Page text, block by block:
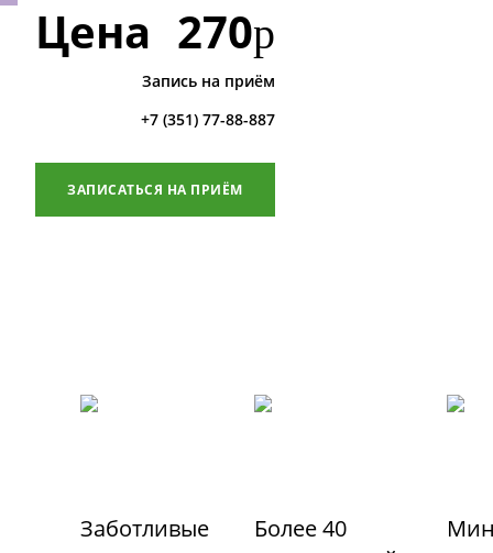
Цена 270р
Запись на приём
+7 (351) 77-88-887
ЗАПИСАТЬСЯ НА ПРИЁМ
Заботливые
Более 40